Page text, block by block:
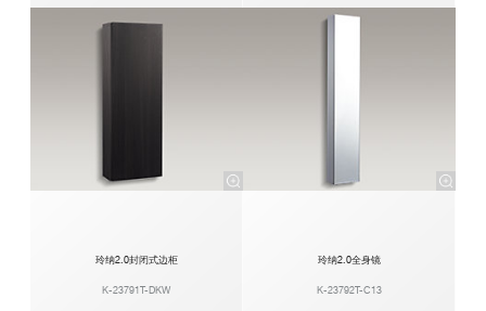
玲纳2.0封闭式边柜
K-23791T-DKW
玲纳2.0全身镜
K-23792T-C13